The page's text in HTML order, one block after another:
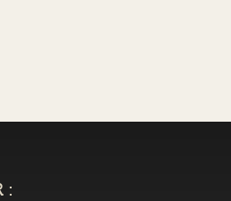
: